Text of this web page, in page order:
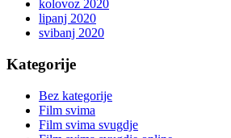
kolovoz 2020
lipanj 2020
svibanj 2020
Kategorije
Bez kategorije
Film svima
Film svima svugdje